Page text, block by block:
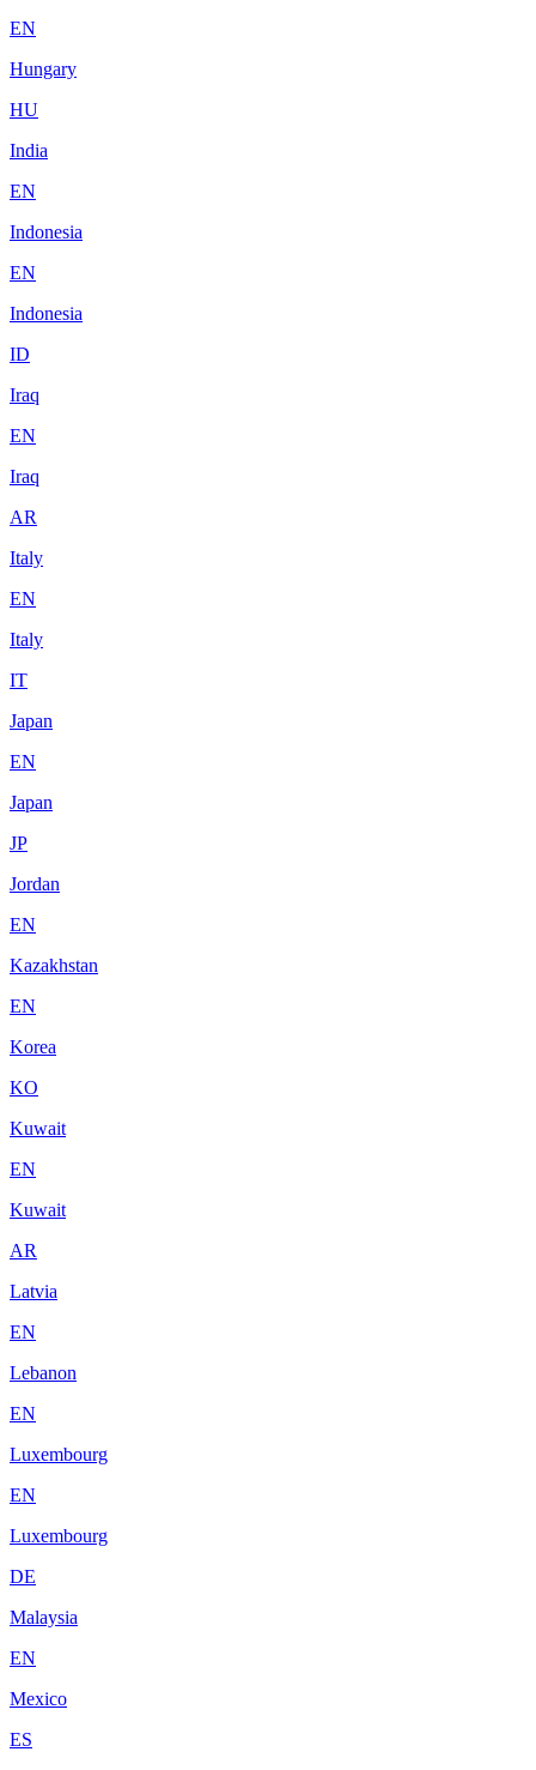
EN
Hungary
HU
India
EN
Indonesia
EN
Indonesia
ID
Iraq
EN
Iraq
AR
Italy
EN
Italy
IT
Japan
EN
Japan
JP
Jordan
EN
Kazakhstan
EN
Korea
KO
Kuwait
EN
Kuwait
AR
Latvia
EN
Lebanon
EN
Luxembourg
EN
Luxembourg
DE
Malaysia
EN
Mexico
ES